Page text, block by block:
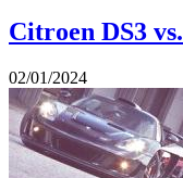
Citroen DS3
02/01/2024